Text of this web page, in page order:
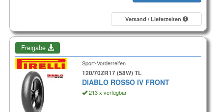
Versand / Lieferzeiten
Freigabe
Sport-Vorderreifen
120/70ZR17 (58W) TL
DIABLO ROSSO IV FRONT
213 x verfügbar